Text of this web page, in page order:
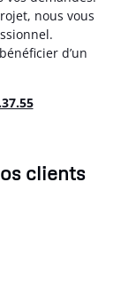
nous vous
d’un
clients